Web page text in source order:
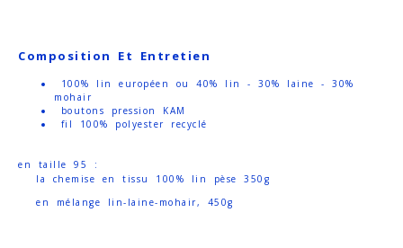
Composition Et Entretien
100% lin européen ou 40% lin - 30% laine - 30%
mohair
boutons pression KAM
fil 100% polyester recyclé
en taille 95 :
la chemise en tissu 100% lin pèse 350g
en mélange lin-laine-mohair, 450g